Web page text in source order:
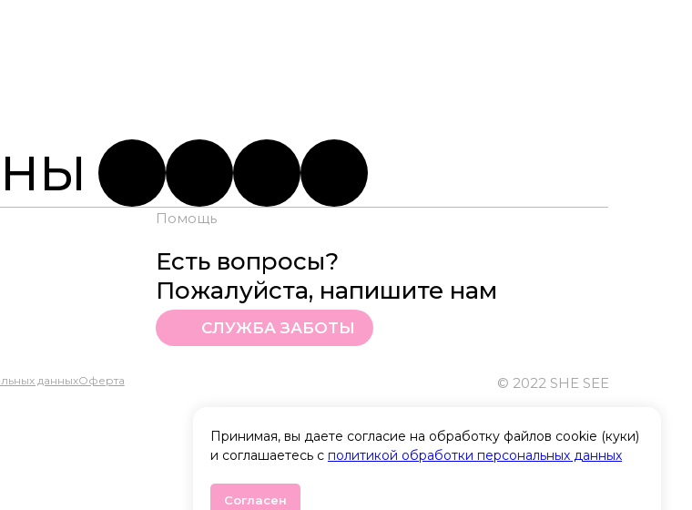
Принимая, вы даете согласие на обработку файлов cookie (куки)
и соглашаетесь с политикой обработки персональных данных
Согласен
Помощь
Есть вопросы?
Пожалуйста, напишите нам
СЛУЖБА ЗАБОТЫ
данныхОферта © 2022 SHE SEE